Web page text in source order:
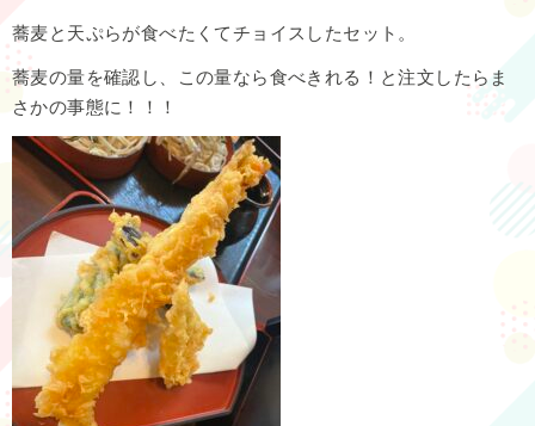
蕎麦と天ぷらが食べたくてチョイスしたセット。
蕎麦の量を確認し、この量なら食べきれる！と注文したらま
さかの事態に！！！